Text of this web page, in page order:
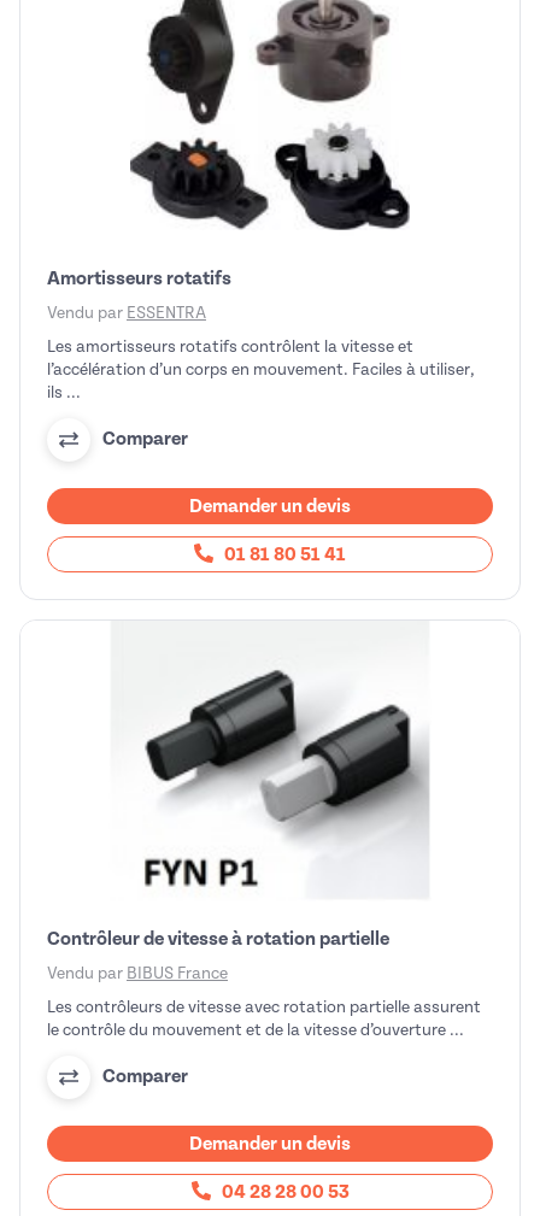
Amortisseurs rotatifs
Vendu par ESSENTRA
Les amortisseurs rotatifs contrôlent la vitesse et
l’accélération d’un corps en mouvement. Faciles à utiliser,
ils ...
Comparer
Demander un devis
01 81 80 51 41
Contrôleur de vitesse à rotation partielle
Vendu par BIBUS France
Les contrôleurs de vitesse avec rotation partielle assurent
le contrôle du mouvement et de la vitesse d’ouverture ...
Comparer
Demander un devis
04 28 28 00 53